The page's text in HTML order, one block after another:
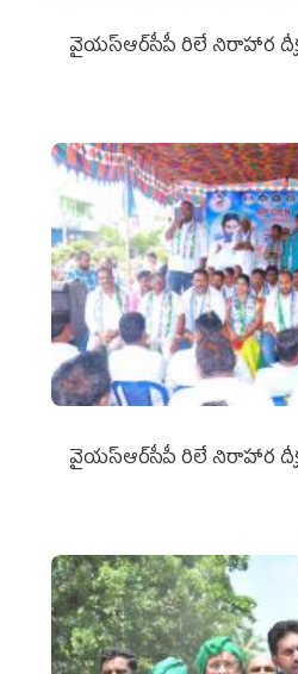
వైయ‌స్ఆర్‌సీపీ రిలే నిరాహార
వైయ‌స్ఆర్‌సీపీ రిలే నిరాహార